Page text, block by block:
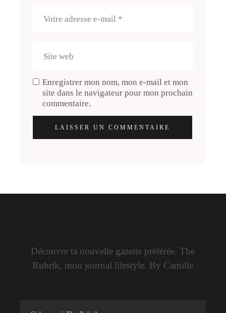
Enregistrer mon nom, mon e-mail et mon
site dans le navigateur pour mon prochain
commentaire.
LAISSER UN COMMENTAIRE
Découvre ta nouvelle gazette préférée. The
Rubrik, mon journal lifestyle. By Camille